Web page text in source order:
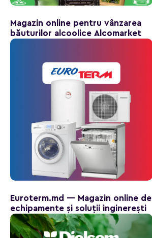
Magazin online pentru vânzarea
băuturilor alcoolice Alcomarket
Euroterm.md — Magazin online de
echipamente și soluții inginerești